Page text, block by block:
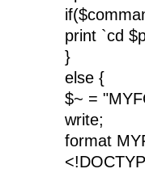
print `cd
}
else {
$~ =
write;
format